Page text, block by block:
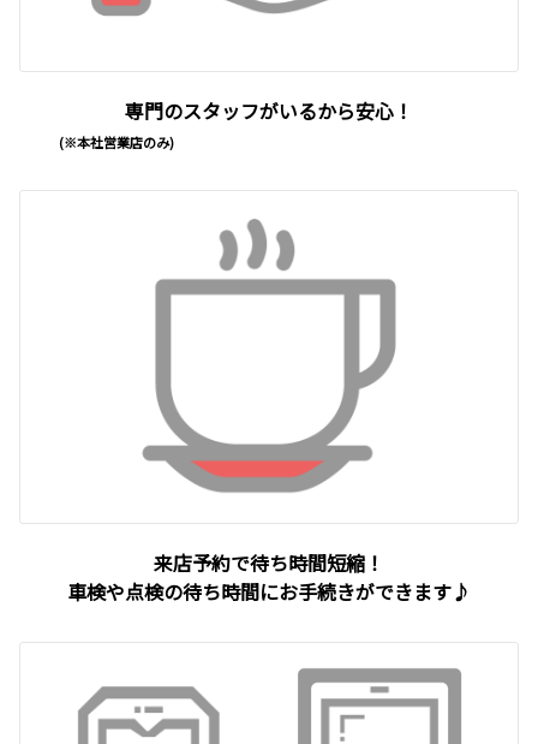
専門のスタッフがいるから安心！
(※本社営業店のみ)
来店予約で待ち時間短縮！
車検や点検の待ち時間にお手続きができます♪